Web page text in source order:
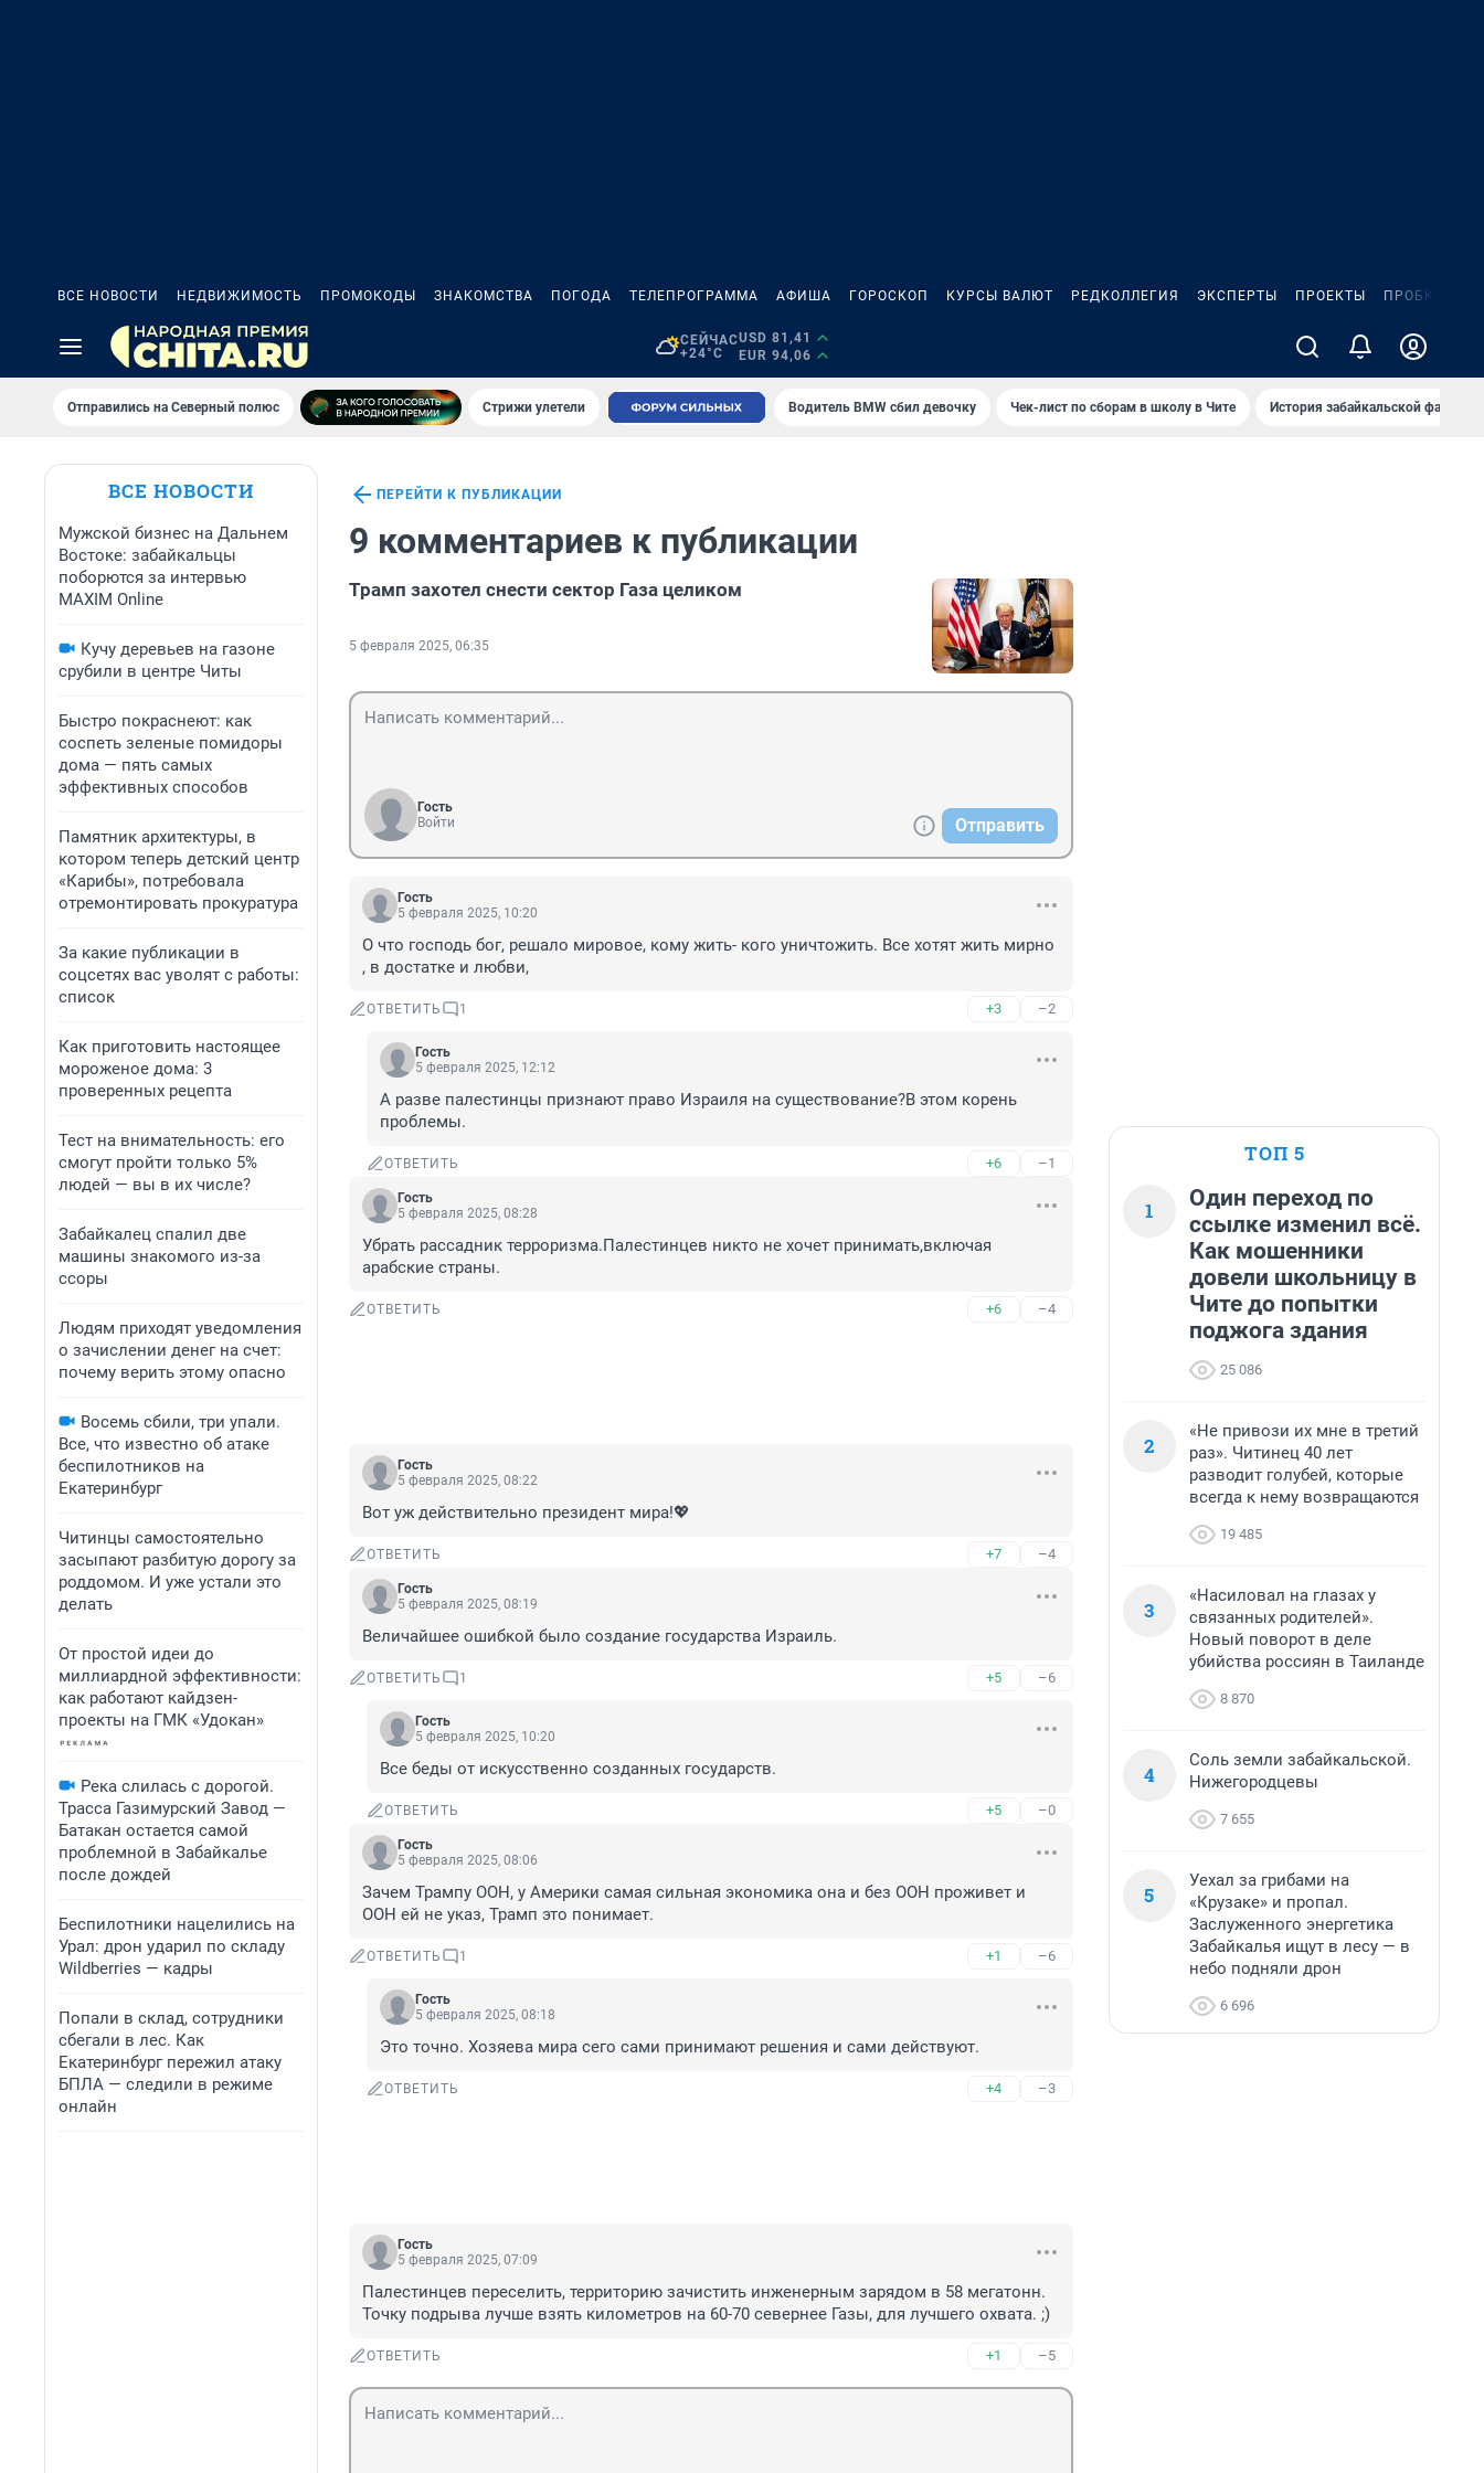
ВСЕ НОВОСТИ НЕДВИЖИМОСТЬ ПРОМОКОДЫ ЗНАКОМСТВА ПОГОДА ТЕЛЕПРОГРАММА АФИША ГОРОСКОП КУРСЫ ВАЛЮТ РЕДКОЛЛЕГИЯ ЭКСПЕРТЫ ПРОЕКТЫ ПРОБКИ
СЕЙЧАС
+24°C
USD 81,41
EUR 94,06
Отправились на Северный полюс Стрижи улетели Водитель BMW сбил девочку Чек-лист по сборам в школу в Чите История забайкальской фамилии
ВСЕ НОВОСТИ
Мужской бизнес на Дальнем
Востоке: забайкальцы
поборются за интервью
MAXIM Online
Кучу деревьев на газоне
срубили в центре Читы
Быстро покраснеют: как
соспеть зеленые помидоры
дома — пять самых
эффективных способов
Памятник архитектуры, в
котором теперь детский центр
«Карибы», потребовала
отремонтировать прокуратура
За какие публикации в
соцсетях вас уволят с работы:
список
Как приготовить настоящее
мороженое дома: 3
проверенных рецепта
Тест на внимательность: его
смогут пройти только 5%
людей — вы в их числе?
Забайкалец спалил две
машины знакомого из-за
ссоры
Людям приходят уведомления
о зачислении денег на счет:
почему верить этому опасно
Восемь сбили, три упали.
Все, что известно об атаке
беспилотников на
Екатеринбург
Читинцы самостоятельно
засыпают разбитую дорогу за
роддомом. И уже устали это
делать
От простой идеи до
миллиардной эффективности:
как работают кайдзен-
проекты на ГМК «Удокан»
Река слилась с дорогой.
Трасса Газимурский Завод —
Батакан остается самой
проблемной в Забайкалье
после дождей
Беспилотники нацелились на
Урал: дрон ударил по складу
Wildberries — кадры
Попали в склад, сотрудники
сбегали в лес. Как
Екатеринбург пережил атаку
БПЛА — следили в режиме
онлайн
ПЕРЕЙТИ К ПУБЛИКАЦИИ
9 комментариев к публикации
Трамп захотел снести сектор Газа целиком
5 февраля 2025, 06:35
Гость
Войти
Отправить
Гость
5 февраля 2025, 10:20
О что господь бог, решало мировое, кому жить- кого уничтожить. Все хотят жить мирно
, в достатке и любви,
ОТВЕТИТЬ 1 +3 –2
Гость
5 февраля 2025, 12:12
А разве палестинцы признают право Израиля на существование?В этом корень
проблемы.
ОТВЕТИТЬ +6 –1
Гость
5 февраля 2025, 08:28
Убрать рассадник терроризма.Палестинцев никто не хочет принимать,включая
арабские страны.
ОТВЕТИТЬ +6 –4
Гость
5 февраля 2025, 08:22
Вот уж действительно президент мира!💖
ОТВЕТИТЬ +7 –4
Гость
5 февраля 2025, 08:19
Величайшее ошибкой было создание государства Израиль.
ОТВЕТИТЬ 1 +5 –6
Гость
5 февраля 2025, 10:20
Все беды от искусственно созданных государств.
ОТВЕТИТЬ +5 –0
Гость
5 февраля 2025, 08:06
Зачем Трампу ООН, у Америки самая сильная экономика она и без ООН проживет и
ООН ей не указ, Трамп это понимает.
ОТВЕТИТЬ 1 +1 –6
Гость
5 февраля 2025, 08:18
Это точно. Хозяева мира сего сами принимают решения и сами действуют.
ОТВЕТИТЬ +4 –3
Гость
5 февраля 2025, 07:09
Палестинцев переселить, территорию зачистить инженерным зарядом в 58 мегатонн.
Точку подрыва лучше взять километров на 60-70 севернее Газы, для лучшего охвата. ;)
ОТВЕТИТЬ +1 –5
ТОП 5
1
Один переход по
ссылке изменил всё.
Как мошенники
довели школьницу в
Чите до попытки
поджога здания
25 086
2
«Не привози их мне в третий
раз». Читинец 40 лет
разводит голубей, которые
всегда к нему возвращаются
19 485
3
«Насиловал на глазах у
связанных родителей».
Новый поворот в деле
убийства россиян в Таиланде
8 870
4
Соль земли забайкальской.
Нижегородцевы
7 655
5
Уехал за грибами на
«Крузаке» и пропал.
Заслуженного энергетика
Забайкалья ищут в лесу — в
небо подняли дрон
6 696